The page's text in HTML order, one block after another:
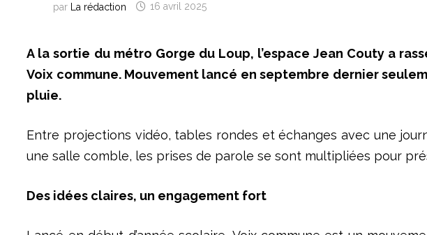
par La rédaction 16 avril 2025
A la sortie du métro Gorge du Loup, l’espace Jean Couty a
Voix commune. Mouvement lancé en septembre dernier
pluie.
Entre projections vidéo, tables rondes et échanges avec une
une salle comble, les prises de parole se sont multipliées pour
Des idées claires, un engagement fort